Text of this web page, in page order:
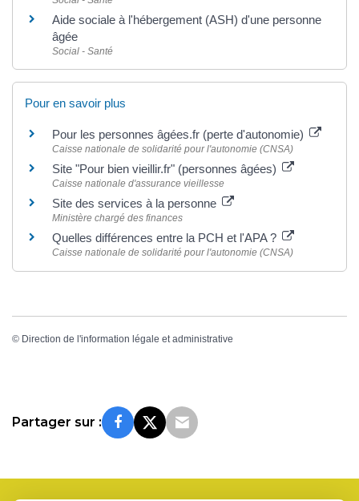
Aide sociale à l'hébergement (ASH) d'une personne
âgée
Social - Santé
Pour en savoir plus
Pour les personnes âgées.fr (perte d'autonomie)
Caisse nationale de solidarité pour l'autonomie (CNSA)
Site "Pour bien vieillir.fr" (personnes âgées)
Caisse nationale d'assurance vieillesse
Site des services à la personne
Ministère chargé des finances
Quelles différences entre la PCH et l'APA ?
Caisse nationale de solidarité pour l'autonomie (CNSA)
© Direction de l'information légale et administrative
Partager sur :